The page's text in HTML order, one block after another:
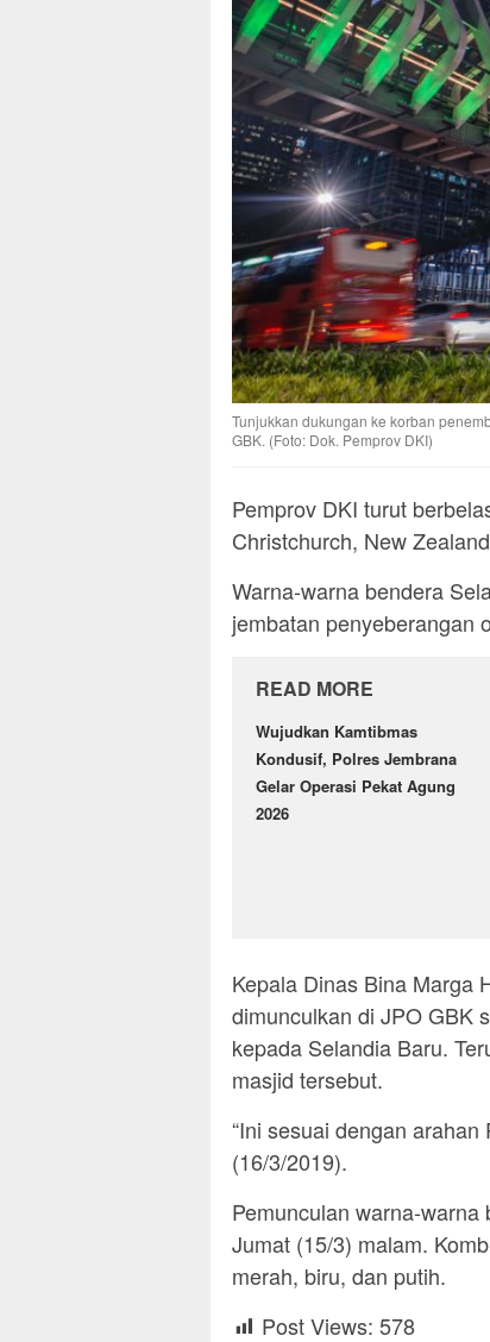
Tunjukkan dukungan ke korban
GBK. (Foto: Dok. Pemprov DKI)
Pemprov DKI turut
Christchurch, New
Warna-warna bendera
jembatan penyeberangan
READ MORE
Wujudkan Kamtibmas
Kondusif, Polres Jembrana
Gelar Operasi Pekat Agung
2026
Kepala Dinas Bina Marga
dimunculkan di JPO GBK
kepada Selandia Baru.
masjid tersebut.
“Ini sesuai dengan
(16/3/2019).
Pemunculan warna-
Jumat (15/3) malam.
merah, biru, dan putih.
Post Views: 578